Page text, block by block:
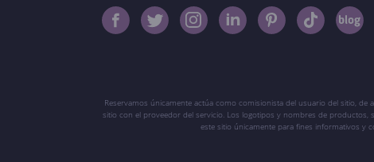
Reservamos únicamente actúa como comisionista del usuario del sitio,
sitio con el proveedor del servicio. Los logotipos y nombres de productos,
este sitio únicamente para fines informativos y